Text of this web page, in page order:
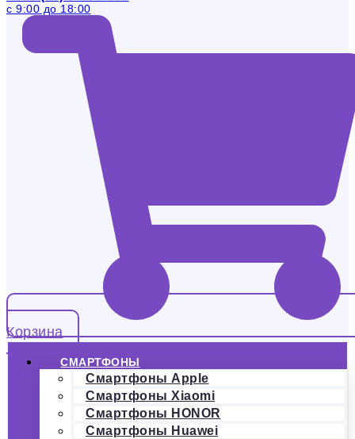
с 9:00 до 18:00
Корзина
СМАРТФОНЫ
Смартфоны Apple
Смартфоны Xiaomi
Смартфоны HONOR
Смартфоны Huawei